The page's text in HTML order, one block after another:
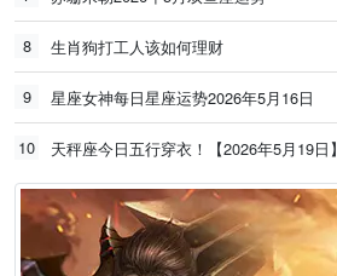
8 生肖狗打工人该如何理财
9 星座女神每日星座运势2026年5月16日
10 天秤座今日五行穿衣！【2026年5月19日】